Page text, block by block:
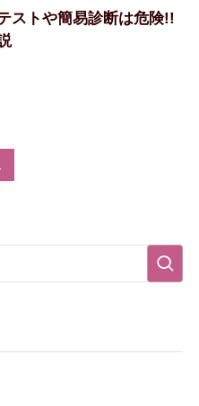
ストや簡易診断は危険!!